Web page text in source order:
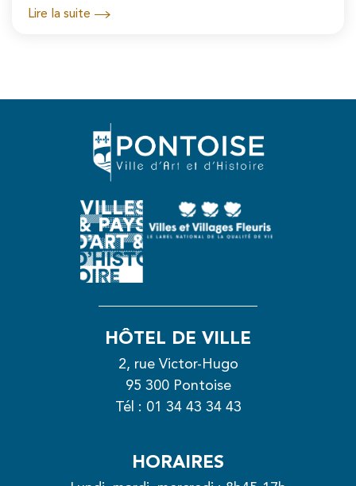
Lire la suite
HÔTEL DE VILLE
2, rue Victor-Hugo
95 300 Pontoise
Tél : 01 34 43 34 43
HORAIRES